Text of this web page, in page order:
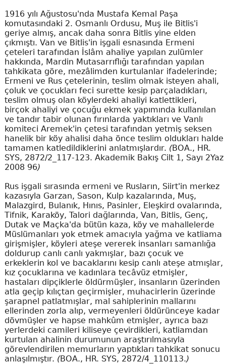
1916 yılı Ağustosu'nda Mustafa Kemal Paşa
komutasındaki 2. Osmanlı Ordusu, Muş ile Bitlis'i
geriye almış, ancak daha sonra Bitlis yine elden
çıkmıştı. Van ve Bitlis'in işgali esnasında Ermeni
çeteleri tarafından İslâm ahaliye yapılan zulümler
hakkında, Mardin Mutasarrıflığı tarafından yapılan
tahkikata göre, mezâlimden kurtulanlar ifadelerinde;
Ermeni ve Rus çetelerinin, teslim olmak isteyen ahali,
çoluk ve çocukları feci surette kesip parçaladıkları,
teslim olmuş olan köylerdeki ahaliyi katlettikleri,
birçok ahaliyi ve çocuğu ekmek yapımında kullanılan
ve tandır tabir olunan fırınlarda yaktıkları ve Vanlı
komiteci Aremek'in çetesi tarafından yetmiş seksen
hanelik bir köy ahalisi daha önce teslim oldukları halde
tamamen katledildiklerini anlatmışlardır. (BOA., HR.
SYS, 2872/2_117-123. Akademik Bakış Cilt 1, Sayı 2Yaz
2008 96)
Rus işgali sırasında ermeni ve Rusların, Siirt'in merkez
kazasıyla Garzan, Sason, Kulp kazalarında, Muş,
Malazgird, Bulanık, Hınıs, Pasinler, Eleşkird ovalarında,
Tifnik, Karaköy, Talori dağlarında, Van, Bitlis, Genç,
Dutak ve Maçka'da bütün kaza, köy ve mahallelerde
Müslümanları yok etmek amacıyla yağma ve katliama
girişmişler, köyleri ateşe vererek insanları samanlığa
doldurup canlı canlı yakmışlar, bazı çocuk ve
erkeklerin kol ve bacaklarını kesip canlı ateşe atmışlar,
kız çocuklarına ve kadınlara tecâvüz etmişler,
hastaları dipçiklerle öldürmüşler, insanların üzerinden
atla geçip kılıçtan geçirmişler, muhacirlerin üzerinde
şarapnel patlatmışlar, mal sahiplerinin mallarını
ellerinden zorla alıp, vermeyenleri öldürünceye kadar
dövmüşler ve hapse mahkûm etmişler, ayrıca bazı
yerlerdeki camileri kiliseye çevirdikleri, katliamdan
kurtulan ahalinin durumunun araştırılmasıyla
görevlendirilen memurların yaptıkları tahkikat sonucu
anlaşılmıştır. (BOA., HR. SYS, 2872/4_110113.)